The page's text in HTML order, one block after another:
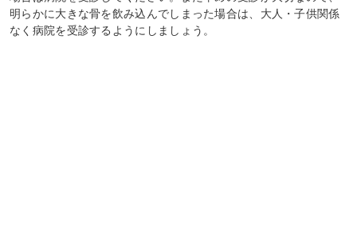
明らかに大きな骨を飲み込んでしまった場合は、大人・子供関係
なく病院を受診するようにしましょう。